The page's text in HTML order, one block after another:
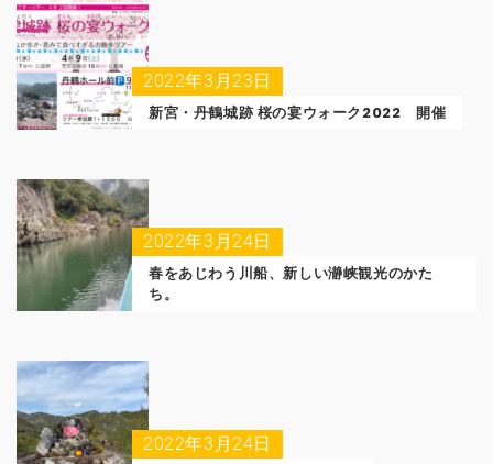
2022年3月23日
新宮・丹鶴城跡 桜の宴ウォーク2022 開催
2022年3月24日
春をあじわう川船、新しい瀞峡観光のかた
ち。
2022年3月24日